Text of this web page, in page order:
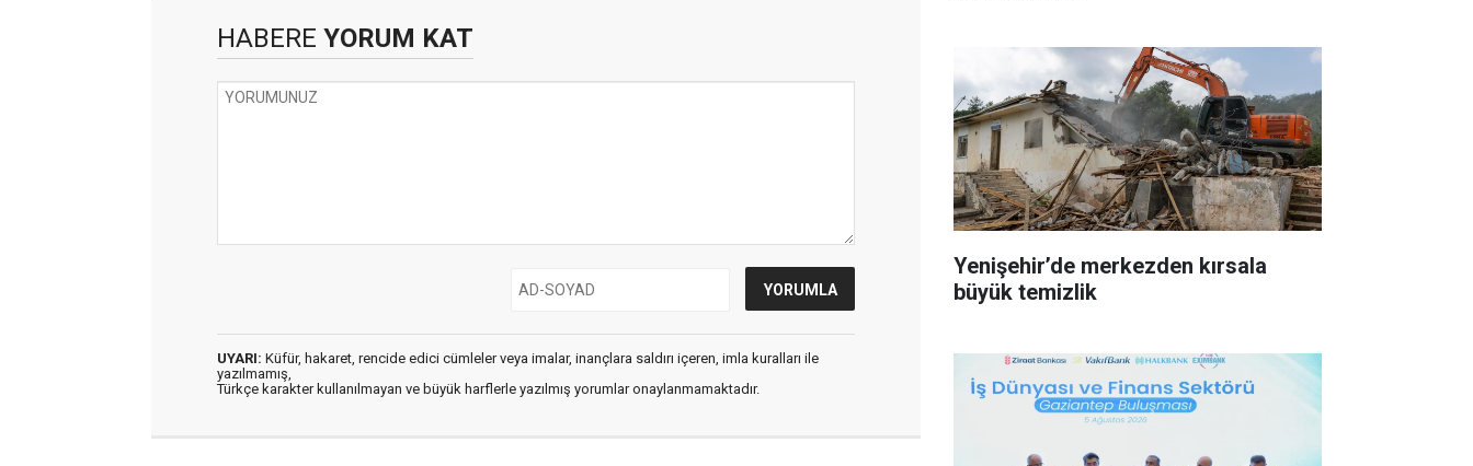
HABERE YORUM KAT
UYARI: Küfür, hakaret, rencide edici cümleler veya imalar, inançlara saldırı içeren, imla kuralları ile
yazılmamış,
Türkçe karakter kullanılmayan ve büyük harflerle yazılmış yorumlar onaylanmamaktadır.
Yenişehir’de merkezden kırsala
büyük temizlik